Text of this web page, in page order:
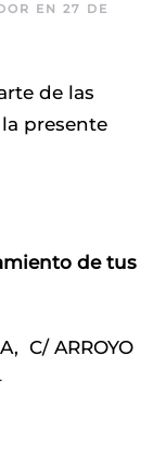
EN 27 DE
de las
presente
de tus
C/ ARROYO